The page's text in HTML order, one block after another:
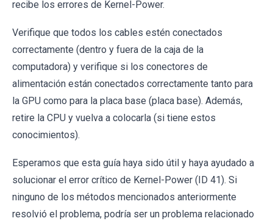
recibe los errores de Kernel-Power.
Verifique que todos los cables estén conectados
correctamente (dentro y fuera de la caja de la
computadora) y verifique si los conectores de
alimentación están conectados correctamente tanto para
la GPU como para la placa base (placa base). Además,
retire la CPU y vuelva a colocarla (si tiene estos
conocimientos).
Esperamos que esta guía haya sido útil y haya ayudado a
solucionar el error crítico de Kernel-Power (ID 41). Si
ninguno de los métodos mencionados anteriormente
resolvió el problema, podría ser un problema relacionado